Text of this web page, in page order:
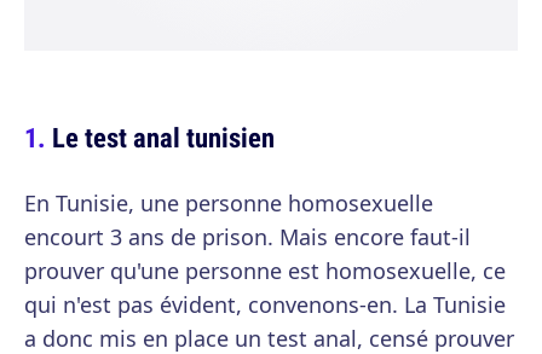
Le test anal tunisien
En Tunisie, une personne homosexuelle
encourt 3 ans de prison. Mais encore faut-il
prouver qu'une personne est homosexuelle, ce
qui n'est pas évident, convenons-en. La Tunisie
a donc mis en place un test anal, censé prouver